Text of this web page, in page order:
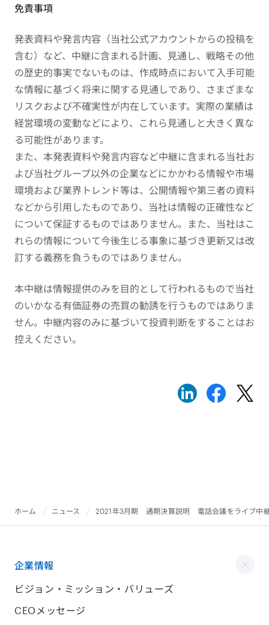
免責事項
発表資料や発言内容（当社公式アカウントからの投稿を
含む）など、中継に含まれる計画、見通し、戦略その他
の歴史的事実でないものは、作成時点において入手可能
な情報に基づく将来に関する見通しであり、さまざまな
リスクおよび不確実性が内在しています。実際の業績は
経営環境の変動などにより、これら見通しと大きく異な
る可能性があります。
また、本発表資料や発言内容など中継に含まれる当社お
よび当社グループ以外の企業などにかかわる情報や市場
環境および業界トレンド等は、公開情報や第三者の資料
などから引用したものであり、当社は情報の正確性など
について保証するものではありません。また、当社はこ
れらの情報について今後生じる事象に基づき更新又は改
訂する義務を負うものではありません。
本中継は情報提供のみを目的として行われるもので当社
のいかなる有価証券の売買の勧誘を行うものではありま
せん。中継内容のみに基づいて投資判断をすることはお
控えください。
ホーム ニュース 2021年3月期 通期決算説明 電話会議をライブ中
企業情報
ビジョン・ミッション・バリューズ
CEOメッセージ